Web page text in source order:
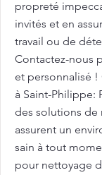
propreté
invités et en
travail ou de
Contactez-nous
et personnalisé !
à Saint-Philippe:
des solutions de
assurent un
sain à tout
pour nettoyage